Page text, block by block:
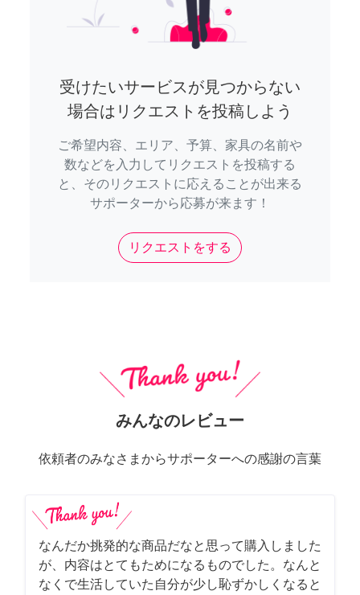
受けたいサービスが見つからない
場合はリクエストを投稿しよう
ご希望内容、エリア、予算、家具の名前や
数などを入力してリクエストを投稿する
と、そのリクエストに応えることが出来る
サポーターから応募が来ます！
リクエストをする
みんなのレビュー
依頼者のみなさまからサポーターへの感謝の言葉
なんだか挑発的な商品だなと思って購入しました
が、内容はとてもためになるものでした。なんと
なくで生活していた自分が少し恥ずかしくなると